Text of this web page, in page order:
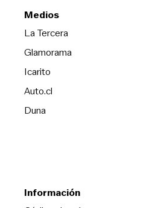
Medios
La TerceraOpens in new
Glamorama
Icarito
Auto.cl
DunaOpens in new window
Información